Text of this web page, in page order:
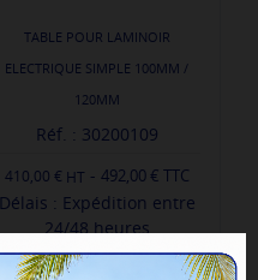
TABLE POUR LAMINOIR
ELECTRIQUE SIMPLE 100MM /
120MM
Réf. : 30200109
410,00 € - 492,00 € TTC
Délais : Expédition entre
24/48 heures